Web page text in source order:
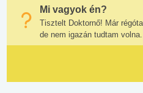
Mi vagyok én?
Tisztelt Doktornő! Már
de nem igazán tudtam